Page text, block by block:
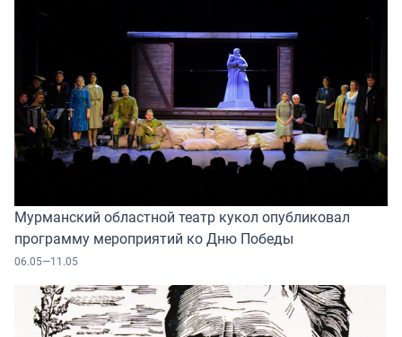
Мурманский областной театр кукол опубликовал
программу мероприятий ко Дню Победы
06.05—11.05